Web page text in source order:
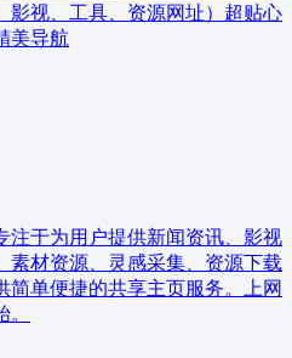
影视、工具、资源网址）超贴心
美导航
注于为用户提供新闻资讯、影视
素材资源、灵感采集、资源下载
单便捷的共享主页服务。上网